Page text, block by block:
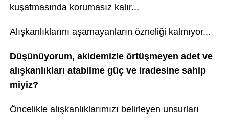
kuşatmasında korumasız kalır...
Alışkanlıklarını aşamayanların özneliği kalmıyor...
Düşünüyorum, akidemizle örtüşmeyen adet ve
alışkanlıkları atabilme güç ve iradesine sahip
miyiz?
Öncelikle alışkanlıklarımızı belirleyen unsurları